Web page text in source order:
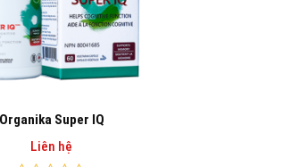
Organika Super IQ
Liên hệ